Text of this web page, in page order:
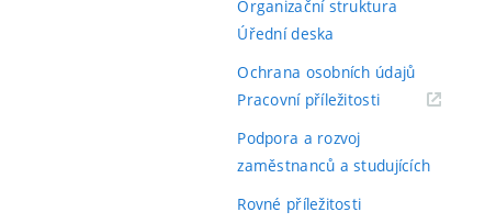
Organizační struktura
Úřední deska
Ochrana osobních údajů
Pracovní příležitosti(externí
Podpora a rozvoj
zaměstnanců a studujících
Rovné příležitosti